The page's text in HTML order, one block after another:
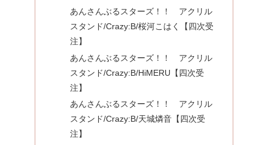
あんさんぶるスターズ！！ アクリル
スタンド/Crazy:B/桜河こはく【四次受
注】
あんさんぶるスターズ！！ アクリル
スタンド/Crazy:B/HiMERU【四次受
注】
あんさんぶるスターズ！！ アクリル
スタンド/Crazy:B/天城燐音【四次受
注】